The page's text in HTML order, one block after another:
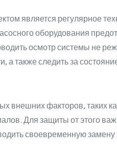
является регулярное
оборудования
осмотр системы не
а также следить за
внешних факторов, таких
Для защиты от этого
своевременную замену